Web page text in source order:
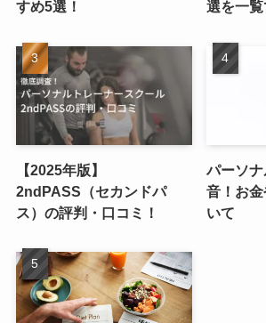
すめ5選！
選を一
【2025年版】
2ndPASS（セカンドパ
ス）の評判・口コミ！
パーソ
音！お
いて